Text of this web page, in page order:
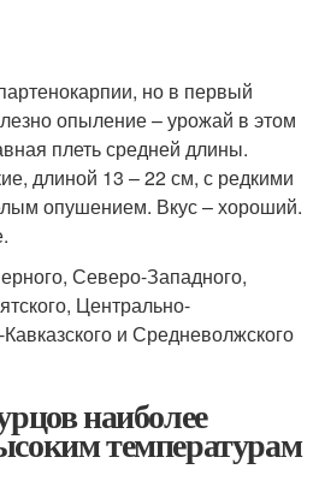
но в первый
опыление – урожай в этом
плеть средней длины.
длиной 13 – 22 см, с редкими
опушением. Вкус – хороший.
Северо-Западного,
Центрально-
и Средневолжского
наиболее
температурам